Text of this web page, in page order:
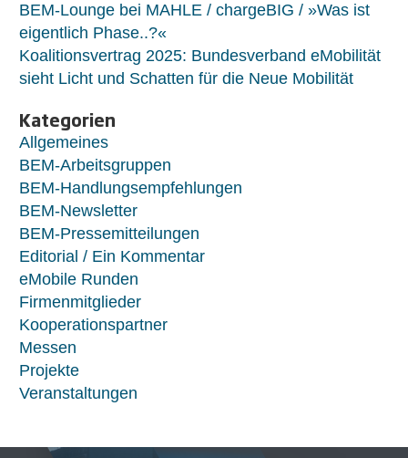
BEM-Lounge bei MAHLE / chargeBIG / »Was ist
eigentlich Phase..?«
Koalitionsvertrag 2025: Bundesverband eMobilität
sieht Licht und Schatten für die Neue Mobilität
Kategorien
Allgemeines
BEM-Arbeitsgruppen
BEM-Handlungsempfehlungen
BEM-Newsletter
BEM-Pressemitteilungen
Editorial / Ein Kommentar
eMobile Runden
Firmenmitglieder
Kooperationspartner
Messen
Projekte
Veranstaltungen